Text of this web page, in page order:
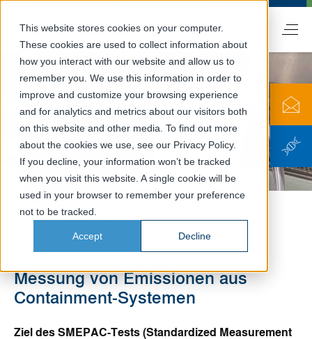
This website stores cookies on your computer.
These cookies are used to collect information about
how you interact with our website and allow us to
remember you. We use this information in order to
improve and customize your browsing experience
and for analytics and metrics about our visitors both
on this website and other media. To find out more
about the cookies we use, see our Privacy Policy.
If you decline, your information won’t be tracked
when you visit this website. A single cookie will be
used in your browser to remember your preference
not to be tracked.
Accept Decline
SMEPAC-Test
Valicare Dienstleistungen
SMEPAC-Dienstleistungen
Messung von Emissionen aus
Containment-Systemen
Ziel des SMEPAC-Tests (Standardized Measurement